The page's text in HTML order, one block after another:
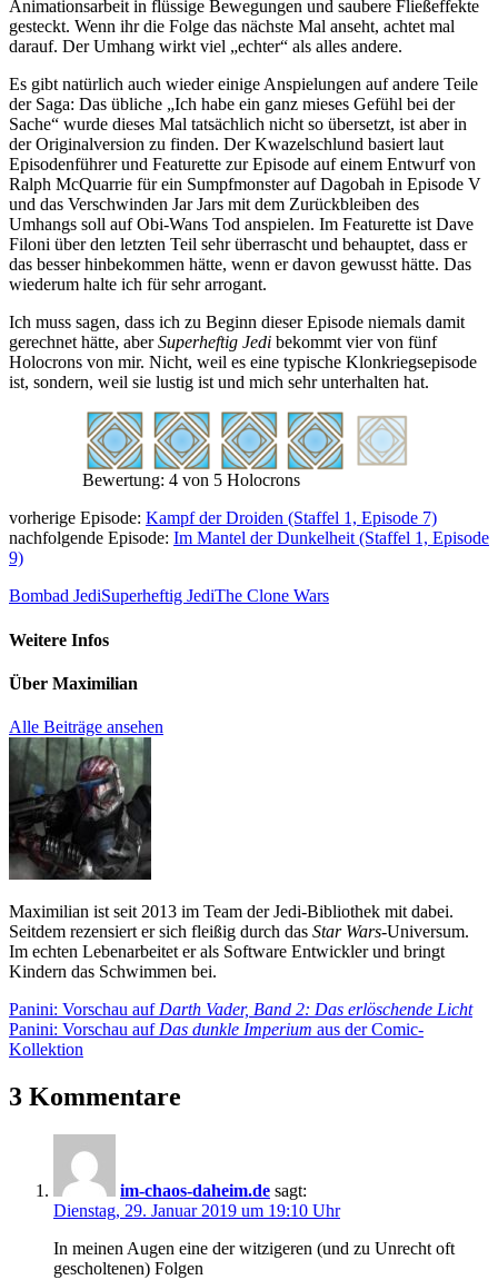
Animationsarbeit in flüssige Bewegungen und saubere Fließeffekte
gesteckt. Wenn ihr die Folge das nächste Mal anseht, achtet mal
darauf. Der Umhang wirkt viel „echter“ als alles andere.
Es gibt natürlich auch wieder einige Anspielungen auf andere Teile
der Saga: Das übliche „Ich habe ein ganz mieses Gefühl bei der
Sache“ wurde dieses Mal tatsächlich nicht so übersetzt, ist aber in
der Originalversion zu finden. Der Kwazelschlund basiert laut
Episodenführer und Featurette zur Episode auf einem Entwurf von
Ralph McQuarrie für ein Sumpfmonster auf Dagobah in Episode V
und das Verschwinden Jar Jars mit dem Zurückbleiben des
Umhangs soll auf Obi-Wans Tod anspielen. Im Featurette ist Dave
Filoni über den letzten Teil sehr überrascht und behauptet, dass er
das besser hinbekommen hätte, wenn er davon gewusst hätte. Das
wiederum halte ich für sehr arrogant.
Ich muss sagen, dass ich zu Beginn dieser Episode niemals damit
gerechnet hätte, aberSuperheftig Jedi bekommt vier von fünf
Holocrons von mir. Nicht, weil es eine typische Klonkriegsepisode
ist, sondern, weil sie lustig ist und mich sehr unterhalten hat.
Bewertung: 4 von 5 Holocrons
vorherige Episode: Kampf der Droiden (Staffel 1, Episode 7)
nachfolgende Episode: Im Mantel der Dunkelheit (Staffel 1, Episode
9)
Bombad JediSuperheftig JediThe Clone Wars
Weitere Infos
Über Maximilian
Alle Beiträge ansehen
Maximilian ist seit 2013 im Team der Jedi-Bibliothek mit dabei.
Seitdem rezensiert er sich fleißig durch das Star Wars-Universum.
Im echten Lebenarbeitet er als Software Entwickler und bringt
Kindern das Schwimmen bei.
Beitragsnavigation
Vorheriger
Beitrag:
Panini: Vorschau auf Darth Vader, Band 2: Das erlöschende Licht
Nächster
Beitrag:
Panini: Vorschau auf Das dunkle Imperium aus der Comic-
Kollektion
3 Kommentare
im-chaos-daheim.de sagt:
Dienstag, 29. Januar 2019 um 19:10 Uhr
In meinen Augen eine der witzigeren (und zu Unrecht oft
gescholtenen) Folgen